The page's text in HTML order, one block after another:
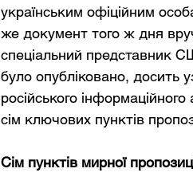
українським офіційним
же документ того ж дня
спеціальний представник
було опубліковано, досить
російського
сім ключових пунктів
Сім пунктів мирної